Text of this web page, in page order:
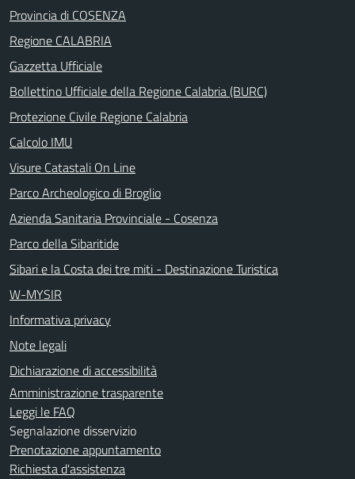
Provincia di COSENZA
Regione CALABRIA
Gazzetta Ufficiale
Bollettino Ufficiale della Regione Calabria (BURC)
Protezione Civile Regione Calabria
Calcolo IMU
Visure Catastali On Line
Parco Archeologico di Broglio
Azienda Sanitaria Provinciale - Cosenza
Parco della Sibaritide
Sibari e la Costa dei tre miti - Destinazione Turistica
W-MYSIR
Informativa privacy
Note legali
Dichiarazione di accessibilità
Amministrazione trasparente
Leggi le FAQ
Segnalazione disservizio
Prenotazione appuntamento
Richiesta d'assistenza